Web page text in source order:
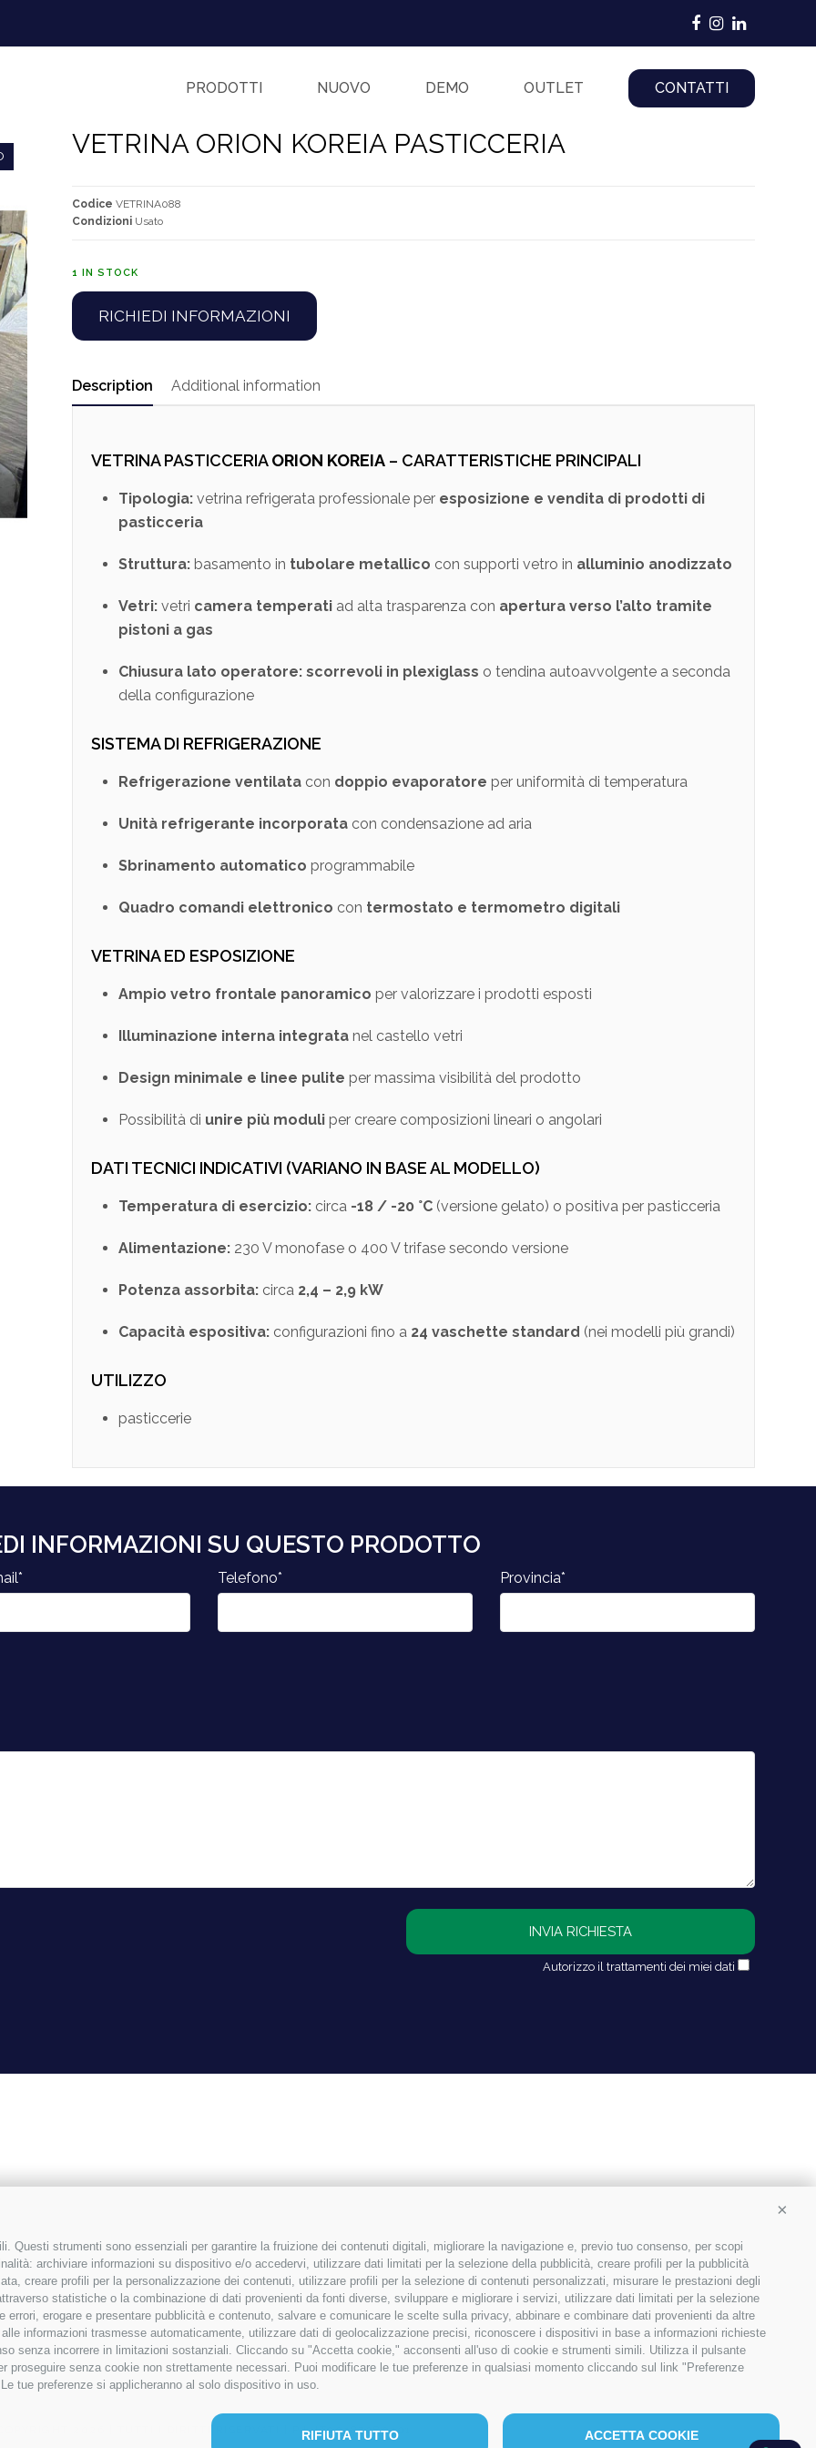
Questi strumenti sono essenziali per garantire la fruizione dei contenuti digitali, migliorare la navigazione e, previo tuo consenso, per scopi
archiviare informazioni su dispositivo e/o accedervi, utilizzare dati limitati per la selezione della pubblicità, creare profili per la pubblicità
creare profili per la personalizzazione dei contenuti, utilizzare profili per la selezione di contenuti personalizzati, misurare le prestazioni degli
statistiche o la combinazione di dati provenienti da fonti diverse, sviluppare e migliorare i servizi, utilizzare dati limitati per la selezione
erogare e presentare pubblicità e contenuto, salvare e comunicare le scelte sulla privacy, abbinare e combinare dati provenienti da altre
informazioni trasmesse automaticamente, utilizzare dati di geolocalizzazione precisi, riconoscere i dispositivi in base a informazioni richieste
senza incorrere in limitazioni sostanziali. Cliccando su "Accetta cookie," acconsenti all'uso di cookie e strumenti simili. Utilizza il pulsante
senza cookie non strettamente necessari. Puoi modificare le tue preferenze in qualsiasi momento cliccando sul link "Preferenze
tue preferenze si applicheranno al solo dispositivo in uso.
ACCETTA COOKIE
RIFIUTA TUTTO
Facebook
Instagram
LinkedIn
PRODOTTI NUOVO DEMO OUTLET CONTATTI
VETRINA ORION KOREIA PASTICCERIA
Codice VETRINA088
CondizioniUsato
1 IN STOCK
RICHIEDI INFORMAZIONI
Description Additional information
VETRINA PASTICCERIAORION KOREIA– CARATTERISTICHE PRINCIPALI
Tipologia:vetrina refrigerata professionale per esposizione e vendita di prodotti di
pasticceria
Struttura:basamento in tubolare metallico con supporti vetro in alluminio anodizzato
Vetri:vetri camera temperatiad alta trasparenza con apertura verso l’alto tramite
pistoni a gas
Chiusura lato operatore: scorrevoli in plexiglass o tendina autoavvolgente a seconda
della configurazione
SISTEMA DI REFRIGERAZIONE
Refrigerazione ventilatacon doppio evaporatore per uniformità di temperatura
Unità refrigerante incorporatacon condensazione ad aria
Sbrinamento automatico programmabile
Quadro comandi elettronico con termostato e termometro digitali
VETRINA ED ESPOSIZIONE
Ampio vetro frontale panoramico per valorizzare i prodotti esposti
Illuminazione interna integratanel castello vetri
Design minimale e linee pulite per massima visibilità del prodotto
Possibilità di unire più moduliper creare composizioni lineari o angolari
DATI TECNICI INDICATIVI (VARIANO IN BASE AL MODELLO)
Temperatura di esercizio:circa -18 / -20 °C(versione gelato) o positiva per pasticceria
Alimentazione:230 V monofase o 400 V trifase secondo versione
Potenza assorbita:circa 2,4 – 2,9 kW
Capacità espositiva:configurazioni fino a 24 vaschette standard (nei modelli più grandi)
UTILIZZO
pasticcerie
INFORMAZIONI SU QUESTO PRODOTTO
Telefono* Provincia*
Autorizzo il trattamenti dei miei dati
COPYRIGHT 2026 | TUTTI I DIRITTI RISERVATI | P.I. IT00387080401